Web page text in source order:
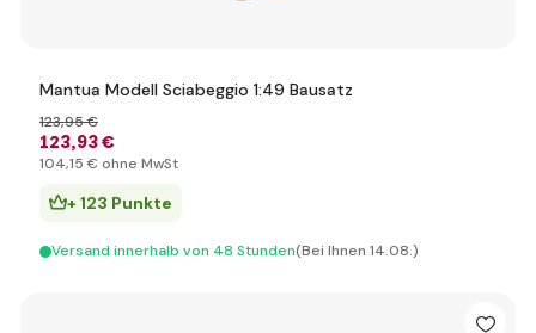
Mantua Modell Sciabeggio 1:49 Bausatz
123,93 €
123,95 €
104,15 € ohne MwSt
+ 123 Punkte
Versand innerhalb von 48 Stunden(Bei Ihnen 14.08.)